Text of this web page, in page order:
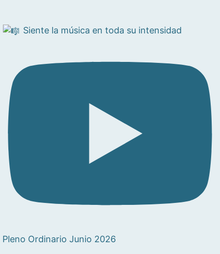
Siente la música en toda su intensidad
Pleno Ordinario Junio 2026